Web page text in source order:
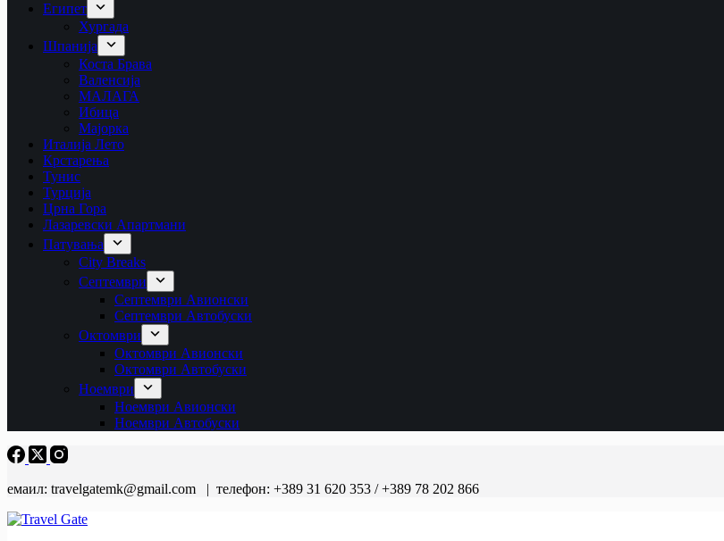
Египет
Хургада
Шпанија
Коста Брава
Валенсија
МАЛАГА
Ибица
Мајорка
Италија Лето
Крстарења
Тунис
Турција
Црна Гора
Лазаревски Апартмани
Патувања
City Breaks
Септември
Септември Авионски
Септември Автобуски
Октомври
Октомври Авионски
Октомври Автобуски
Ноември
Ноември Авионски
Ноември Автобуски
емаил: travelgatemk@gmail.com | телефон: +389 31 620 353 / +389 78 202 866